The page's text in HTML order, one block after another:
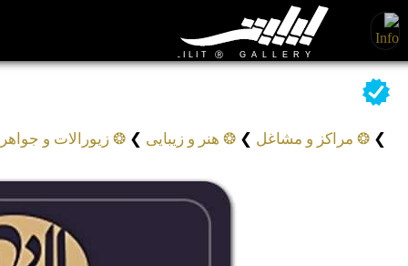
❯ ❂ مراکز و مشاغل ❯ ❂ هنر و زیبایی ❯ ❂ زیورالات و